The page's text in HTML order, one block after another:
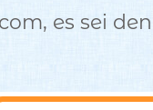
es sei